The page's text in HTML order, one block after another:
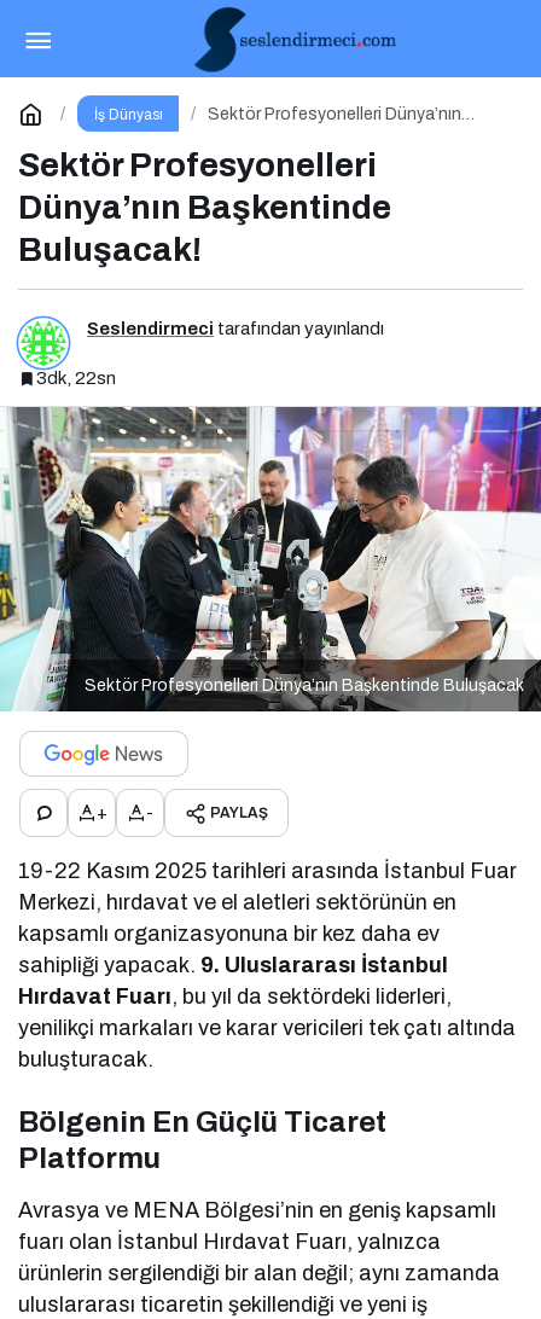
İş Dünyası
Sektör Profesyonelleri Dünya’nın
Sektör Profesyonelleri
Dünya’nın Başkentinde
Buluşacak!
Seslendirmeci tarafından yayınlandı
3dk, 22sn
Sektör Profesyonelleri Dünya’nın Başkentinde Buluşacak
+ - PAYLAŞ
19-22 Kasım 2025 tarihleri arasında İstanbul Fuar
Merkezi, hırdavat ve el aletleri sektörünün en
kapsamlı organizasyonuna bir kez daha ev
sahipliği yapacak. 9. Uluslararası İstanbul
Hırdavat Fuarı, bu yıl da sektördeki liderleri,
yenilikçi markaları ve karar vericileri tek çatı altında
buluşturacak.
Bölgenin En Güçlü Ticaret
Platformu
Avrasya ve MENA Bölgesi’nin en geniş kapsamlı
fuarı olan İstanbul Hırdavat Fuarı, yalnızca
ürünlerin sergilendiği bir alan değil; aynı zamanda
uluslararası ticaretin şekillendiği ve yeni iş
Eureka’25 İstanbul Üniversitesi Avcılar
Kampüsü İşletme Fakültesinde
Yorum Yap